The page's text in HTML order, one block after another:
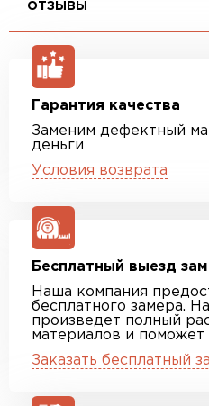
ОТЗЫВЫ
Гарантия качества
Заменим дефектный
деньги
Условия возврата
Бесплатный выезд
Наша компания
бесплатного замера.
произведет полный
материалов и поможет
Заказать бесплатный